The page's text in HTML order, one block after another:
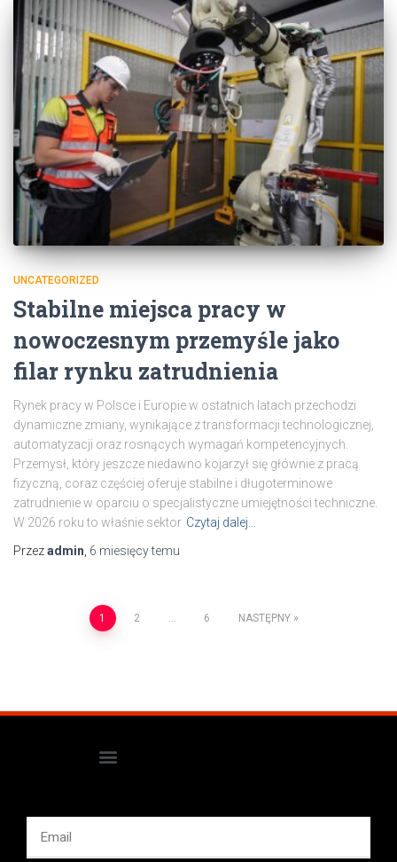
UNCATEGORIZED
Stabilne miejsca pracy w
nowoczesnym przemyśle jako
filar rynku zatrudnienia
Rynek pracy w Polsce i Europie w ostatnich latach przechodzi
dynamiczne zmiany, wynikające z transformacji technologicznej,
automatyzacji oraz rosnących wymagań kompetencyjnych.
Przemysł, który jeszcze niedawno kojarzył się głównie z pracą
fizyczną, coraz częściej oferuje stabilne i długoterminowe
zatrudnienie w oparciu o specjalistyczne umiejętności techniczne.
W 2026 roku to właśnie sektor Czytaj dalej…
Przezadmin 6 miesięcytemu
1 2 6 NASTĘPNY